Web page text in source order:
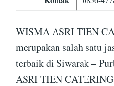
WISMA ASRI TIEN
merupakan salah satu
terbaik di Siwarak –
ASRI TIEN